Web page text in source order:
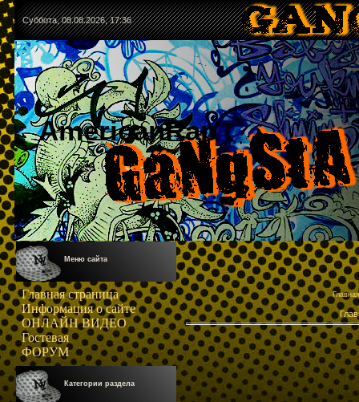
Суббота, 08.08.2026, 17:36
AmericanRap
Меню сайта
Главная страница
Информация о сайте
ОНЛАЙН ВИДЕО
Гостевая
ФОРУМ
Категории раздела
Главная